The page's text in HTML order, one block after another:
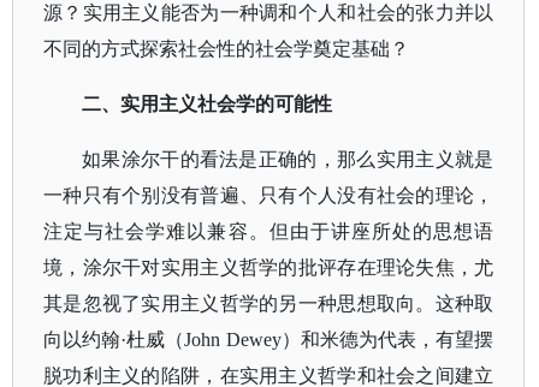
源？实用主义能否为一种调和个人和社会的张力并以
不同的方式探索社会性的社会学奠定基础？
二、实用主义社会学的可能性
如果涂尔干的看法是正确的，那么实用主义就是
一种只有个别没有普遍、只有个人没有社会的理论，
注定与社会学难以兼容。但由于讲座所处的思想语
境，涂尔干对实用主义哲学的批评存在理论失焦，尤
其是忽视了实用主义哲学的另一种思想取向。这种取
向以约翰·杜威（John Dewey）和米德为代表，有望摆
脱功利主义的陷阱，在实用主义哲学和社会之间建立